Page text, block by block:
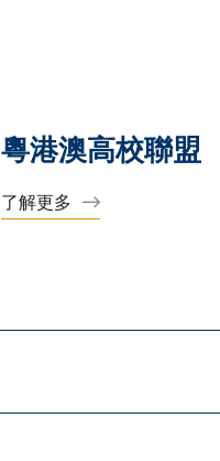
粵港澳高校聯盟
了解更多